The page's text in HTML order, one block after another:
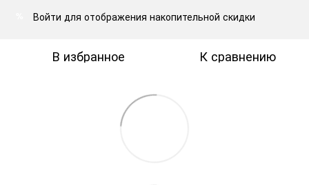
Войти для отображения накопительной скидки
В избранное К сравнению